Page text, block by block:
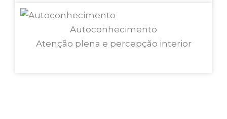
Autoconhecimento
Atenção plena e percepção interior